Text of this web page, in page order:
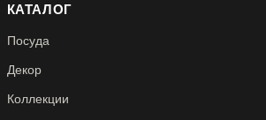
КАТАЛОГ
Посуда
Декор
Коллекции